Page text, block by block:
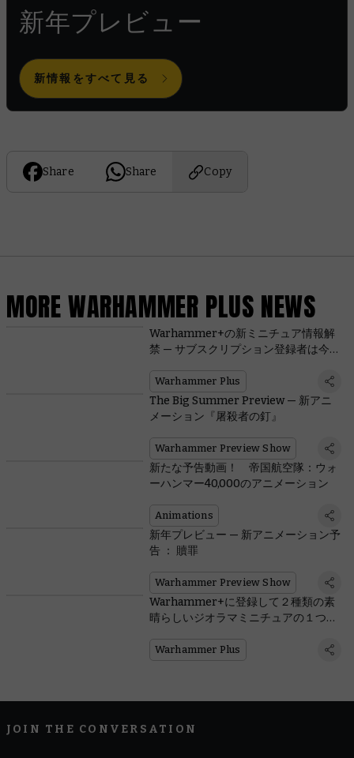
新年プレビュー
新情報をすべて見る
Share Share Copy
MORE WARHAMMER PLUS NEWS
Warhammer+の新ミニチュア情報解
禁 — サブスクリプション登録者は今回
Warhammer Plus
The Big Summer Preview — 新アニ
メーション『屠殺者の釘』
Warhammer Preview Show
新たな予告動画！ 帝国航空隊：ウォ
ーハンマー40,000のアニメーション
Animations
新年プレビュー — 新アニメーション予
告 ： 贖罪
Warhammer Preview Show
Warhammer+に登録して２種類の素
晴らしいジオラマミニチュアの１つを
Warhammer Plus
JOIN THE CONVERSATION